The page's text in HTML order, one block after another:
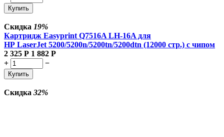
Купить
Скидка 19%
Картридж Easyprint Q7516A LH-16A для
HP LaserJet 5200/5200n/5200tn/5200dtn (12000 стр.) с чипом
2 325 Р 1 882 Р
+
−
Купить
Скидка 32%